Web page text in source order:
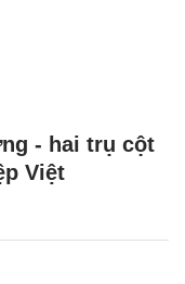
- hai trụ cột
Việt